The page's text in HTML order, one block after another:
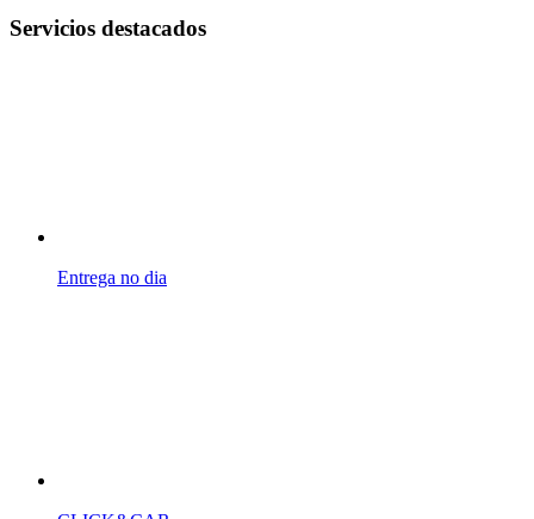
Servicios destacados
Entrega no dia